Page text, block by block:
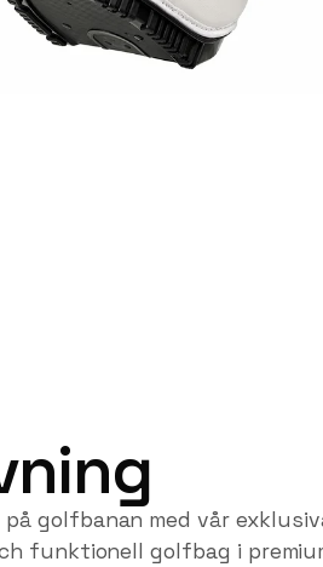
golfbanan med vår
funktionell golfbag i